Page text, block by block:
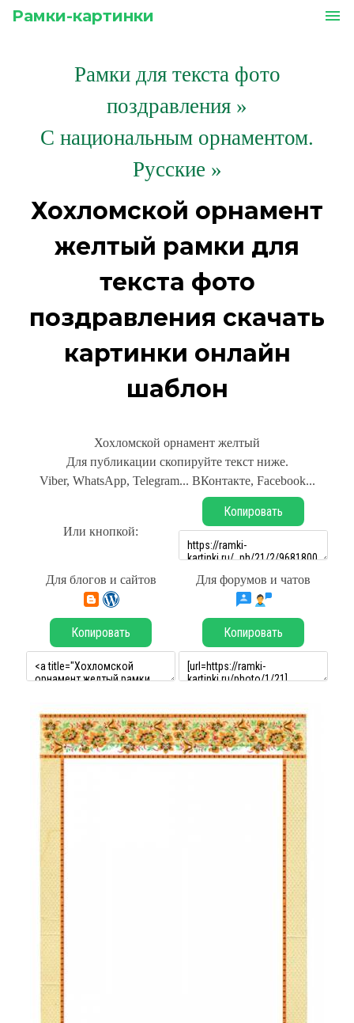
Рамки-картинки menu
Рамки для текста фото
поздравления »
С национальным орнаментом.
Русские »
Хохломской орнамент
желтый рамки для
текста фото
поздравления скачать
картинки онлайн
шаблон
Хохломской орнамент желтый
Для публикации скопируйте текст ниже.
Viber, WhatsApp, Telegram... ВКонтакте, Facebook...
Или кнопкой:
Копировать
Для блогов и сайтов Для форумов и чатов
Копировать Копировать